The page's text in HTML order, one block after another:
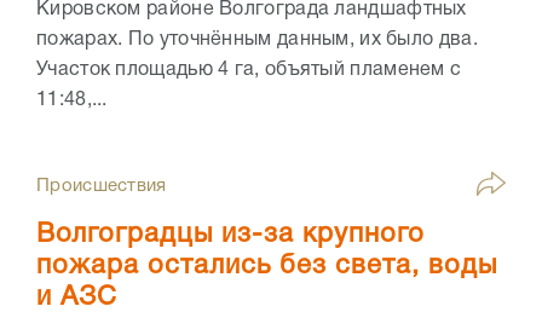
Кировском районе Волгограда ландшафтных
пожарах. По уточнённым данным, их было два.
Участок площадью 4 га, объятый пламенем с
11:48,...
Происшествия
Волгоградцы из-за крупного
пожара остались без света, воды
и АЗС